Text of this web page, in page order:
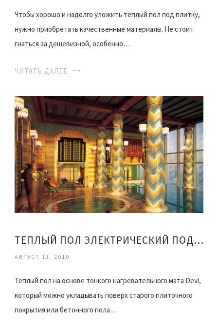
Чтобы хорошо и надолго уложить теплый пол под плитку,
нужно приобретать качественные материалы. Не стоит
гнаться за дешевизной, особенно…
ЧИТАТЬ ДАЛЕЕ
ТЕПЛЫЙ ПОЛ ЭЛЕКТРИЧЕСКИЙ ПОД ПЛИТКУ ВИДЕО
АВГУСТ 13, 2019
Теплый пол на основе тонкого нагревательного мата Devi,
который можно укладывать поверх старого плиточного
покрытия или бетонного пола…